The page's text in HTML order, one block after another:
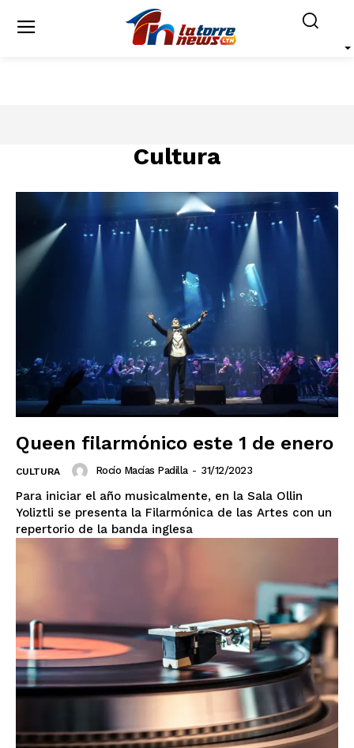
Cultura
Queen filarmónico este 1 de enero
CULTURA Rocío Macías Padilla - 31/12/2023
Para iniciar el año musicalmente, en la Sala Ollin
Yoliztli se presenta la Filarmónica de las Artes con un
repertorio de la banda inglesa